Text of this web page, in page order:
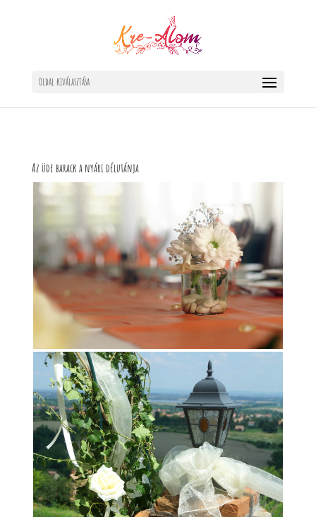
Oldal kiválasztása
Az üde barack a nyári délutánja